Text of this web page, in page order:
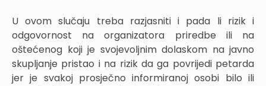
U ovom slučaju treba razjasniti i pada li rizik i
odgovornost na organizatora priredbe ili na
oštećenog koji je svojevoljnim dolaskom na javno
skupljanje pristao i na rizik da ga povrijedi petarda
jer je svakoj prosječno informiranoj osobi bilo ili